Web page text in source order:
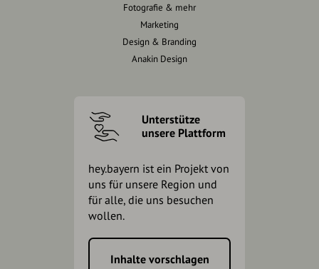
Fotografie & mehr
Marketing
Design & Branding
Anakin Design
Unterstütze
unsere Plattform
hey.bayern ist ein Projekt von
uns für unsere Region und
für alle, die uns besuchen
wollen.
Inhalte vorschlagen